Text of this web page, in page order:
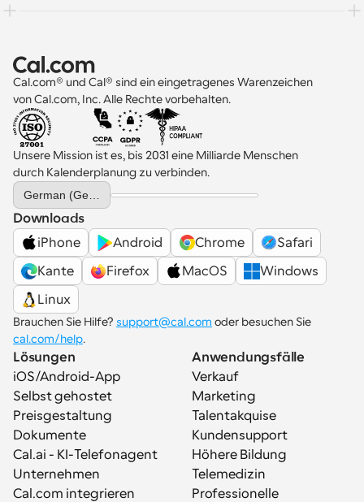
Cal.com® und Cal® sind ein eingetragenes Warenzeichen
von Cal.com, Inc. Alle Rechte vorbehalten.
Unsere Mission ist es, bis 2031 eine Milliarde Menschen
durch Kalenderplanung zu verbinden.
Select Language
Downloads
iPhone
Android Chrome
Safari
Kante
Firefox MacOS
Windows
Linux
Brauchen Sie Hilfe? support@cal.com
cal.com/help.
Lösungen
iOS/Android-App
Selbst gehostet
Preisgestaltung
Dokumente
Cal.ai - KI-Telefonagent
Unternehmen
Cal.com integrieren
Anwendungsfälle
Verkauf
Marketing
Talentakquise
Kundensupport
Höhere Bildung
Telemedizin
Professionelle